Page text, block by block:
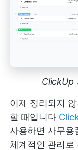
ClickUp
이제 정리되지
할 때입니다
사용하면 사무용
체계적인 관리로